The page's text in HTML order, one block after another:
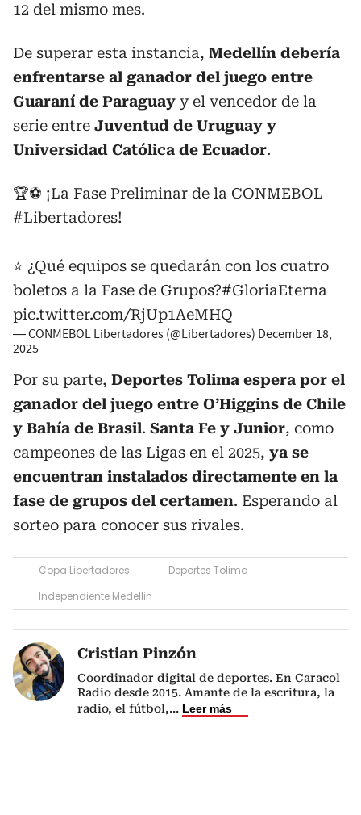
12 del mismo mes.
De superar esta instancia, Medellín debería
enfrentarse al ganador del juego entre
Guaraní de Paraguay y el vencedor de la
serie entre Juventud de Uruguay y
Universidad Católica de Ecuador.
🏆⚽ ¡La Fase Preliminar de la CONMEBOL
#Libertadores!
⭐ ¿Qué equipos se quedarán con los cuatro
boletos a la Fase de Grupos?#GloriaEterna
pic.twitter.com/RjUp1AeMHQ
— CONMEBOL Libertadores (@Libertadores) December 18,
2025
Por su parte, Deportes Tolima espera por el
ganador del juego entre O’Higgins de Chile
y Bahía de Brasil. Santa Fe y Junior, como
campeones de las Ligas en el 2025, ya se
encuentran instalados directamente en la
fase de grupos del certamen. Esperando al
sorteo para conocer sus rivales.
Copa Libertadores
Deportes Tolima
Independiente Medellin
Cristian Pinzón
Coordinador digital de deportes. En Caracol
Radio desde 2015. Amante de la escritura, la
radio, el fútbol,... Leer más